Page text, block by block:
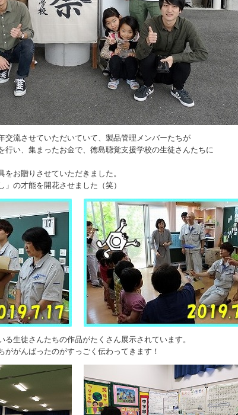
交流させていただいていて、製品管理メンバーたちが
行い、集まったお金で、徳島聴覚支援学校の生徒さんたちに
お贈りさせていただきました。
の才能を開花させました（笑）
生徒さんたちの作品がたくさん展示されています。
ががんばったのがすっごく伝わってきます！